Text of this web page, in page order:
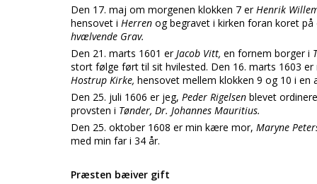
Den 17. maj om morgenen klokken 7 erHenrik
hensovet i Herren og begravet i kirken foran koret
hvælvende Grav.
Den 21. marts 1601 erJacob Vitt, en fornem borger i
stort følge ført til sit hvilested. Den 16. marts 1603
Hostrup Kirke, hensovet mellem klokken 9 og 10 i en
Den 25. juli 1606 er jeg, Peder Rigelsen blevet
provsten i Tønder, Dr. Johannes Mauritius.
Den 25. oktober 1608 er min kære mor, Maryne
med min far i 34 år.
Præsten bæiver gift